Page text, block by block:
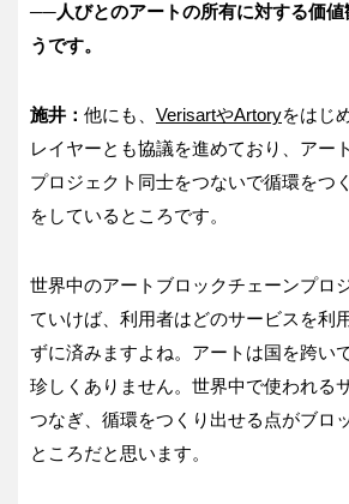
──人びとのアートの所有に対する価値
うです。
施井： 他にも、 VerisartやArtoryをはじ
レイヤーとも協議を進めており、アー
プロジェクト同士をつないで循環をつ
をしているところです。
世界中のアートブロックチェーンプロ
ていけば、利用者はどのサービスを利
ずに済みますよね。アートは国を跨い
珍しくありません。世界中で使われる
つなぎ、循環をつくり出せる点がブロ
ところだと思います。